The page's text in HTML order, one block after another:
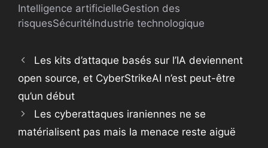
Intelligence artificielleGestion des
risquesSécuritéIndustrie technologique
Les kits d’attaque basés sur l’IA deviennent
open source, et CyberStrikeAI n’est peut-être
qu’un début
Les cyberattaques iraniennes ne se
matérialisent pas mais la menace reste aiguë